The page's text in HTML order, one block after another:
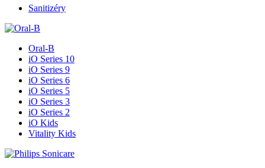
Sanitizéry
Oral-B
iO Series 10
iO Series 9
iO Series 6
iO Series 5
iO Series 3
iO Series 2
iO Kids
Vitality Kids